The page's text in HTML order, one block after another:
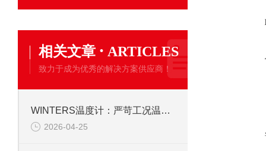
相关文章 · ARTICLES
致力于成为优秀的解决方案供应商！
WINTERS温度计：严苛工况温度监测利器
2026-04-25